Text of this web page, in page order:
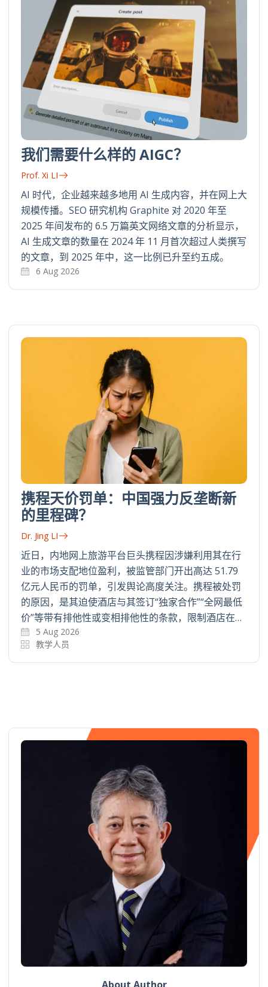
我们需要什么样的 AIGC？
Prof. Xi LI
AI 时代，企业越来越多地用 AI 生成内容，并在网上大
规模传播。SEO 研究机构 Graphite 对 2020 年至
2025 年间发布的 6.5 万篇英文网络文章的分析显示，
AI 生成文章的数量在 2024 年 11 月首次超过人类撰写
的文章，到 2025 年中，这一比例已升至约五成。
6 Aug 2026
携程天价罚单：中国强力反垄断新
的里程碑？
Dr. Jing LI
近日，内地网上旅游平台巨头携程因涉嫌利用其在行
业的市场支配地位盈利，被监管部门开出高达 51.79
亿元人民币的罚单，引发舆论高度关注。携程被处罚
的原因，是其迫使酒店与其签订“独家合作”“全网最低
价”等带有排他性或变相排他性的条款，限制酒店在…
5 Aug 2026
教学人员
About Author